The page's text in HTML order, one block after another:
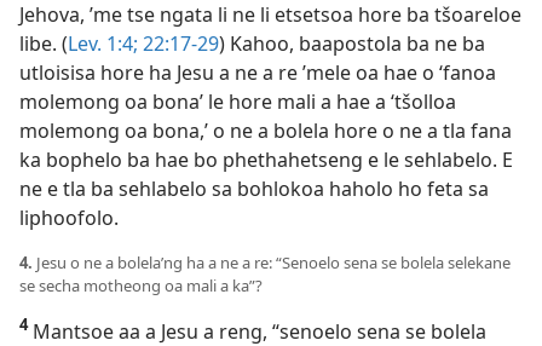
Jehova, ’me tse ngata li ne li etsetsoa hore ba tšoareloe
libe. (Lev. 1:4; 22:17-29) Kahoo, baapostola ba ne ba
utloisisa hore ha Jesu a ne a re ’mele oa hae o ‘fanoa
molemong oa bona’ le hore mali a hae a ‘tšolloa
molemong oa bona,’ o ne a bolela hore o ne a tla fana
ka bophelo ba hae bo phethahetseng e le sehlabelo. E
ne e tla ba sehlabelo sa bohlokoa haholo ho feta sa
liphoofolo.
4. Jesu o ne a bolela’ng ha a ne a re: “Senoelo sena se bolela selekane
se secha motheong oa mali a ka”?
4Mantsoe aa a Jesu a reng, “senoelo sena se bolela